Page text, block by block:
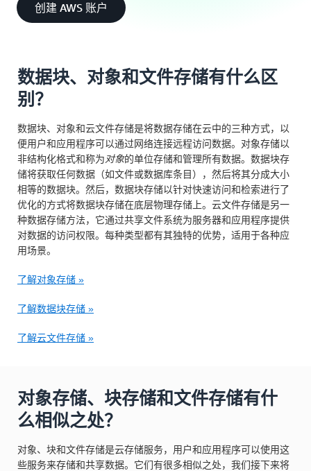
创建 AWS 账户
数据块、对象和文件存储有什么区
别？
数据块、对象和云文件存储是将数据存储在云中的三种方式，以
便用户和应用程序可以通过网络连接远程访问数据。对象存储以
非结构化格式和称为对象的单位存储和管理所有数据。数据块存
储将获取任何数据（如文件或数据库条目），然后将其分成大小
相等的数据块。然后，数据块存储以针对快速访问和检索进行了
优化的方式将数据块存储在底层物理存储上。云文件存储是另一
种数据存储方法，它通过共享文件系统为服务器和应用程序提供
对数据的访问权限。每种类型都有其独特的优势，适用于各种应
用场景。
了解对象存储 »
了解数据块存储 »
了解云文件存储 »
对象存储、块存储和文件存储有什
么相似之处？
对象、块和文件存储是云存储服务，用户和应用程序可以使用这
些服务来存储和共享数据。它们有很多相似之处，我们接下来将